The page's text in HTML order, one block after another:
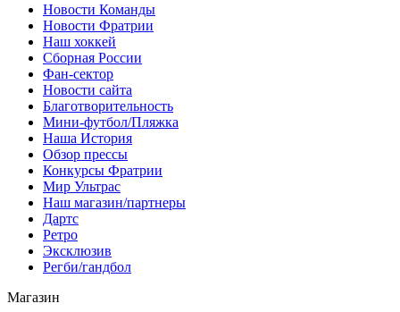
Новости Команды
Новости Фратрии
Наш хоккей
Сборная России
Фан-cектор
Новости сайта
Благотворительность
Мини-футбол/Пляжка
Наша История
Обзор прессы
Конкурсы Фратрии
Мир Ультрас
Наш магазин/партнеры
Дартс
Ретро
Эксклюзив
Регби/гандбол
Магазин